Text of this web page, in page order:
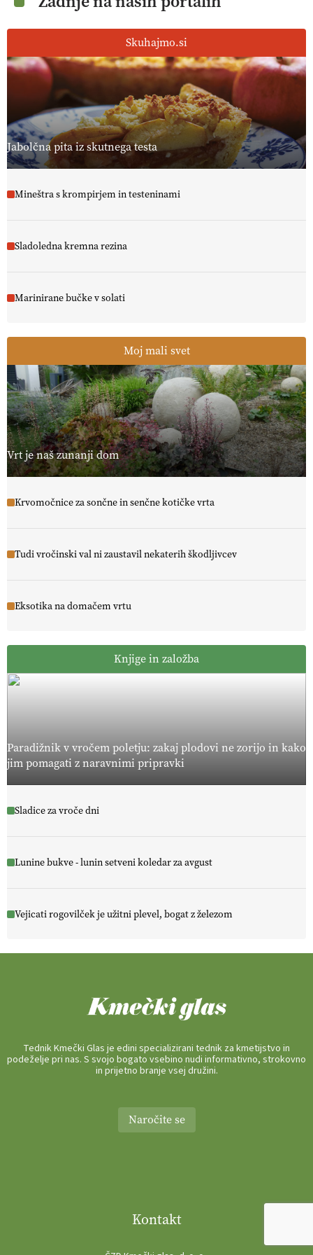
[EKOloško = LOGIČNO ] Ekološka hrana: Resnica ali le dobra reklama?
PRISLUHNITE
@EUAgri #imcap #cap #eco #skp #vlog
https://t.co/yev5PreiJu
Skuhajmo.si
Jabolčna pita iz skutnega testa
Mineštra s krompirjem in testeninami
Sladoledna kremna rezina
Marinirane bučke v solati
Moj mali svet
Vrt je naš zunanji dom
Krvomočnice za sončne in senčne kotičke vrta
Tudi vročinski val ni zaustavil nekaterih škodljivcev
Eksotika na domačem vrtu
Knjige in založba
Paradižnik v vročem poletju: zakaj plodovi ne zorijo in kako
jim pomagati z naravnimi pripravki
Sladice za vroče dni
Lunine bukve - lunin setveni koledar za avgust
Vejicati rogovilček je užitni plevel, bogat z železom
Tednik Kmečki Glas je edini specializirani tednik za kmetijstvo in
podeželje pri nas. S svojo bogato vsebino nudi informativno, strokovno
in prijetno branje vsej družini.
Naročite se
Kontakt